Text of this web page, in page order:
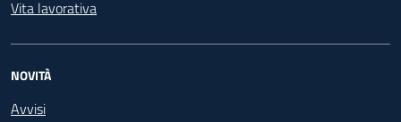
Vita lavorativa
NOVITÀ
Avvisi